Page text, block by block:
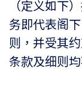
（定义如下
务即代表阁
则，并受其
条款及细则